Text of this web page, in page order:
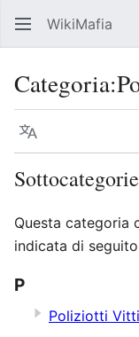
WikiMafia
Categoria:
Lingua
Sottocategorie
Questa categoria
indicata di
P
Poliziotti